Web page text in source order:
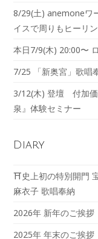
8/29(土) anemoneワ
イスで周りもヒーリ
本日7/9(木) 20:00〜
7/25 「新奥宮」歌唱
3/12(木) 登壇 付加
泉』体験セミナー
Diary
⛩️史上初の特別開門
麻衣子 歌唱奉納
2026年 新年のご挨拶
2025年 年末のご挨拶